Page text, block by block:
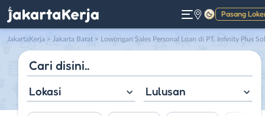
Pasang
Gelap
JakartaKerja > Jakarta Barat > Lowongan Sales Personal Loan di PT. Infinity Plus Solution
Lokasi Lulusan